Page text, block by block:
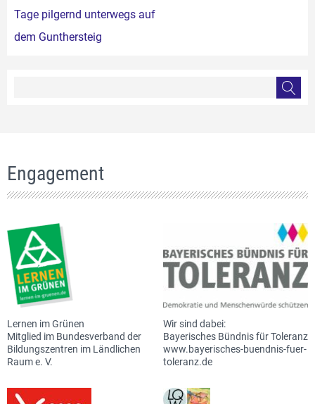
Tage pilgernd unterwegs auf
dem Gunthersteig
Engagement
Lernen im Grünen
Mitglied im Bundesverband der
Bildungszentren im Ländlichen
Raum e. V.
Wir sind dabei:
Bayerisches Bündnis für Toleranz
www.bayerisches-buendnis-fuer-
toleranz.de